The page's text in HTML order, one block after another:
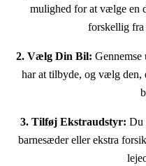
mulighed for at vælge en
forskellig fra
2. Vælg Din Bil:
har at tilbyde, og vælg den,
3. Tilføj Ekstraudstyr: Du
barnesæder eller ekstra